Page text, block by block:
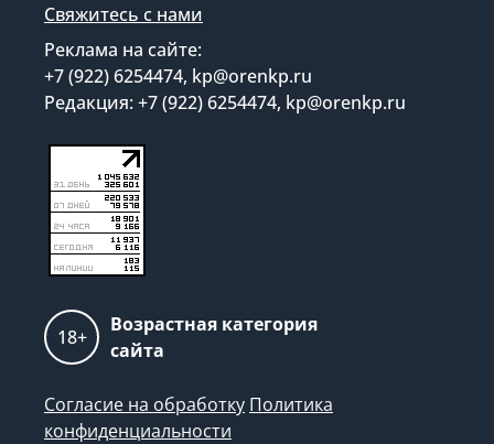
Свяжитесь с нами
Реклама на сайте:
+7 (922) 6254474, kp@orenkp.ru
Редакция: +7 (922) 6254474, kp@orenkp.ru
18+
Возрастная категория
сайта
Согласие на обработку Политика
конфиденциальности